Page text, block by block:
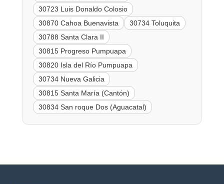
30723 Luis Donaldo Colosio
30870 Cahoa Buenavista
30734 Toluquita
30788 Santa Clara II
30815 Progreso Pumpuapa
30820 Isla del Río Pumpuapa
30734 Nueva Galicia
30815 Santa María (Cantón)
30834 San roque Dos (Aguacatal)